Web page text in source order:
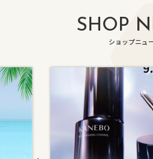
SHOP
ショップニュ